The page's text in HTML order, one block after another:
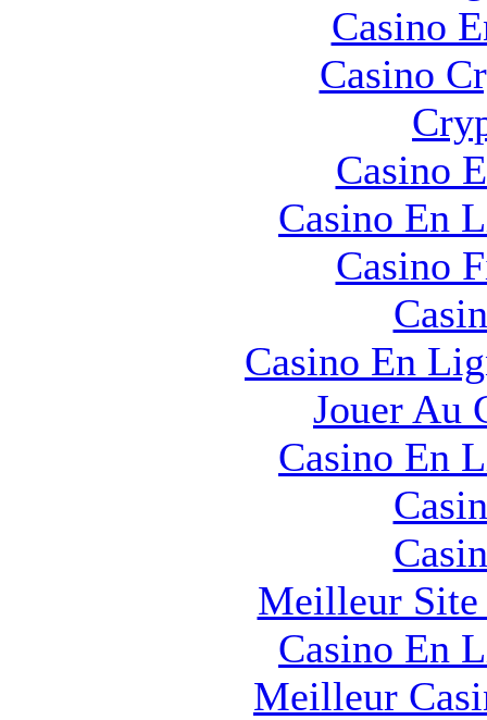
Casino
Casino
Casino
Casino En
Casino
Casino En
Jouer Au
Casino En
Meilleur Site
Casino En
Meilleur